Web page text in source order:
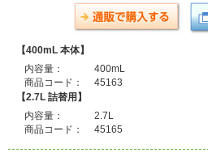
【400mL 本体】
内容量：
400mL
商品コード：
45163
【2.7L 詰替用】
内容量：
2.7L
商品コード：
45165